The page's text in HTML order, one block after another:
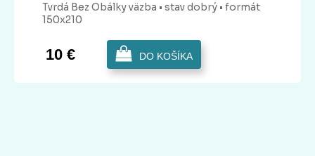
Tvrdá Bez Obálkyväzba • stav dobrý • formát
150x210
10 € DO KOŠÍKA